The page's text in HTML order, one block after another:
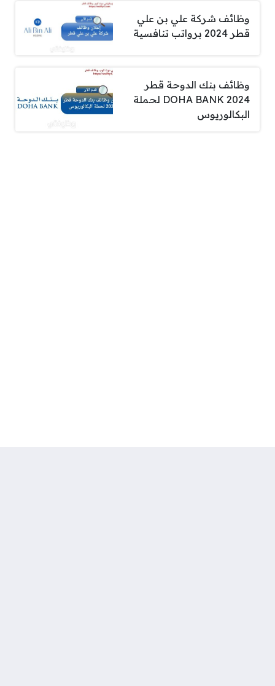
وظائف شركة علي بن علي
قطر 2024 برواتب تنافسية
وظائف بنك الدوحة قطر
DOHA BANK 2024 لحملة
البكالوريوس